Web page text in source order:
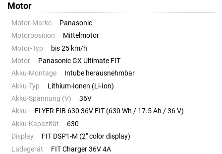
Motor
Motor-Marke
Panasonic
Motorposition
Mittelmotor
Motor-Typ
bis 25 km/h
Motor
Panasonic GX Ultimate FIT
Akku-Montage
Intube herausnehmbar
Akku-Typ
Lithium-Ionen (Li-Ion)
Akku-Spannung (V)
36V
Akku
FLYER FIB 630 36V FIT (630 Wh / 17.5 Ah / 36 V)
Akku-Kapazität
630
Display
FIT DSP1-M (2" color display)
Ladegerät
FIT Charger 36V 4A